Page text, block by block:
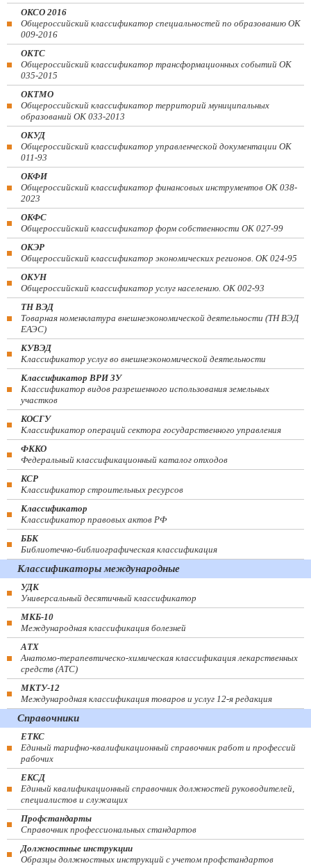
ОКСО 2016
Общероссийский классификатор специальностей по образованию ОК
009-2016
ОКТС
Общероссийский классификатор трансформационных событий ОК
035-2015
ОКТМО
Общероссийский классификатор территорий муниципальных
образований ОК 033-2013
ОКУД
Общероссийский классификатор управленческой документации ОК
011-93
ОКФИ
Общероссийский классификатор финансовых инструментов OK 038-
2023
ОКФС
Общероссийский классификатор форм собственности ОК 027-99
ОКЭР
Общероссийский классификатор экономических регионов. ОК 024-95
ОКУН
Общероссийский классификатор услуг населению. ОК 002-93
ТН ВЭД
Товарная номенклатура внешнеэкономической деятельности (ТН ВЭД
ЕАЭС)
КУВЭД
Классификатор услуг во внешнеэкономической деятельности
Классификатор ВРИ ЗУ
Классификатор видов разрешенного использования земельных
участков
КОСГУ
Классификатор операций сектора государственного управления
ФККО
Федеральный классификационный каталог отходов
КСР
Классификатор строительных ресурсов
Классификатор
Классификатор правовых актов РФ
ББК
Библиотечно-библиографическая классификация
Классификаторы международные
УДК
Универсальный десятичный классификатор
МКБ-10
Международная классификация болезней
АТХ
Анатомо-терапевтическо-химическая классификация лекарственных
средств (ATC)
МКТУ-12
Международная классификация товаров и услуг 12-я редакция
Справочники
ЕТКС
Единый тарифно-квалификационный справочник работ и профессий
рабочих
ЕКСД
Единый квалификационный справочник должностей руководителей,
специалистов и служащих
Профстандарты
Справочник профессиональных стандартов
Должностные инструкции
Образцы должностных инструкций с учетом профстандартов